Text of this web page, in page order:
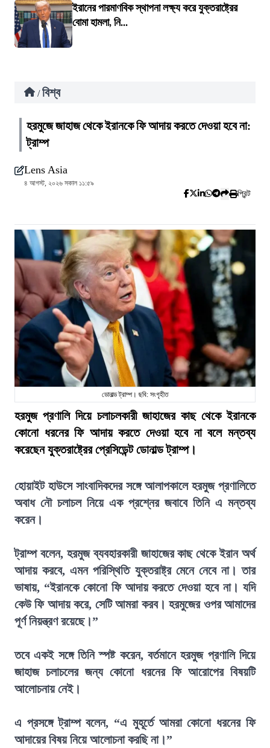
ইরানের পারমাণবিক স্থাপনা লক্ষ্য করে যুক্তরাষ্ট্রের
বোমা হামলা, নি...
/ বিশ্ব
হরমুজে জাহাজ থেকে ইরানকে ফি আদায় করতে দেওয়া হবে না:
ট্রাম্প
Lens Asia
৪ আগস্ট, ২০২৬ সকাল ১১:৫৯
প্রিন্ট
ডোনাল্ড ট্রাম্প। ছবি: সংগৃহীত
হরমুজ প্রণালি দিয়ে চলাচলকারী জাহাজের কাছ থেকে ইরানকে
কোনো ধরনের ফি আদায় করতে দেওয়া হবে না বলে মন্তব্য
করেছেন যুক্তরাষ্ট্রের প্রেসিডেন্ট ডোনাল্ড ট্রাম্প।
হোয়াইট হাউসে সাংবাদিকদের সঙ্গে আলাপকালে হরমুজ প্রণালিতে
অবাধ নৌ চলাচল নিয়ে এক প্রশ্নের জবাবে তিনি এ মন্তব্য
করেন।
ট্রাম্প বলেন, হরমুজ ব্যবহারকারী জাহাজের কাছ থেকে ইরান অর্থ
আদায় করবে, এমন পরিস্থিতি যুক্তরাষ্ট্র মেনে নেবে না। তার
ভাষায়, “ইরানকে কোনো ফি আদায় করতে দেওয়া হবে না। যদি
কেউ ফি আদায় করে, সেটি আমরা করব। হরমুজের ওপর আমাদের
পূর্ণ নিয়ন্ত্রণ রয়েছে।”
তবে একই সঙ্গে তিনি স্পষ্ট করেন, বর্তমানে হরমুজ প্রণালি দিয়ে
জাহাজ চলাচলের জন্য কোনো ধরনের ফি আরোপের বিষয়টি
আলোচনায় নেই।
এ প্রসঙ্গে ট্রাম্প বলেন, “এ মুহূর্তে আমরা কোনো ধরনের ফি
আদায়ের বিষয় নিয়ে আলোচনা করছি না।”